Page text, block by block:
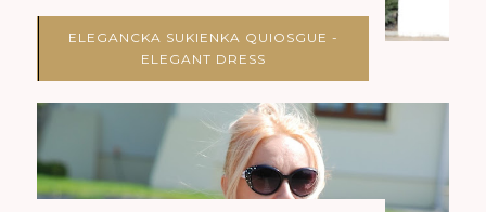
ELEGANCKA SUKIENKA QUIOSGUE -
ELEGANT DRESS